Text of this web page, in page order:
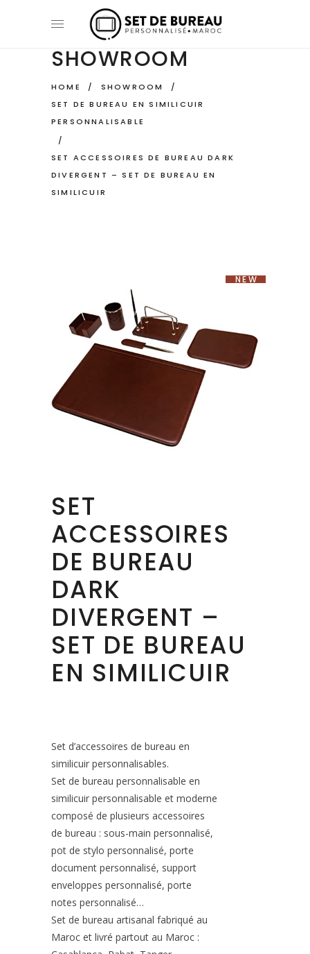
SHOWROOM
HOME / SHOWROOM
/
SET DE BUREAU EN SIMILICUIR
PERSONNALISABLE
/
SET ACCESSOIRES DE BUREAU DARK
DIVERGENT – SET DE BUREAU EN
SIMILICUIR
NEW
SET
ACCESSOIRES
DE BUREAU
DARK
DIVERGENT –
SET DE BUREAU
EN SIMILICUIR
Set d’accessoires de bureau en
similicuir personnalisables.
Set de bureau personnalisable en
similicuir personnalisable et moderne
composé de plusieurs accessoires
de bureau : sous-main personnalisé,
pot de stylo personnalisé, porte
document personnalisé, support
enveloppes personnalisé, porte
notes personnalisé…
Set de bureau artisanal fabriqué au
Maroc et livré partout au Maroc :